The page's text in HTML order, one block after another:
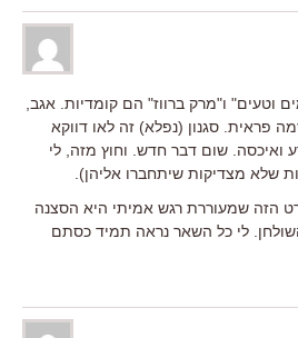
וטעים" ו"מרק ברווז" הם קומדיות. אגב,
פראית. סגנון (נפלא) זה לאו דווקא
ואיכסה. שום דבר חדש. וחוץ מזה, לי
שלא מצדיקות שיתחברו אליהן).
הזה שמעוררת רגש אמיתי היא הסצנה
לי כל השאר נראה תמיד כסתם